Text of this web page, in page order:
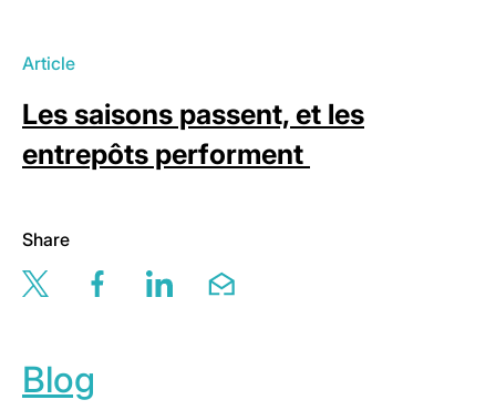
Article
Les saisons passent, et les
entrepôts performent
Share
Share this page via twitter
Share this page via facebook
Share this page via linkedin
Share this page via email
Blog